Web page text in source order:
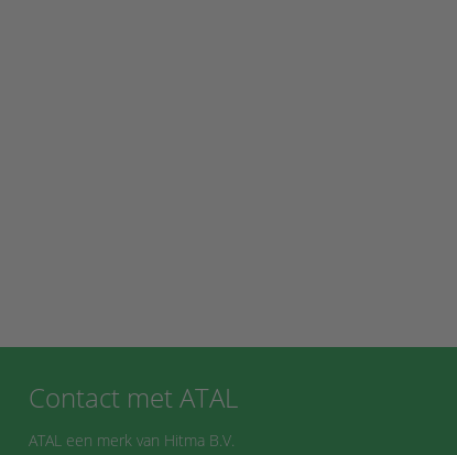
Contact met ATAL
ATAL een merk van Hitma B.V.